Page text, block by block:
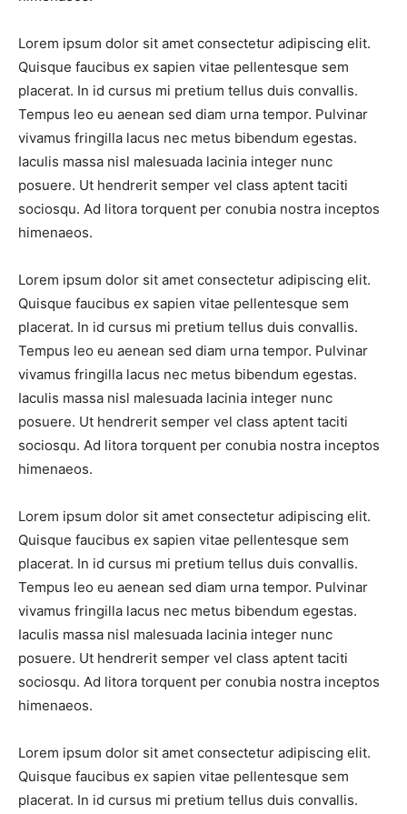
Lorem ipsum dolor sit amet consectetur adipiscing elit.
Quisque faucibus ex sapien vitae pellentesque sem
placerat. In id cursus mi pretium tellus duis convallis.
Tempus leo eu aenean sed diam urna tempor. Pulvinar
vivamus fringilla lacus nec metus bibendum egestas.
Iaculis massa nisl malesuada lacinia integer nunc
posuere. Ut hendrerit semper vel class aptent taciti
sociosqu. Ad litora torquent per conubia nostra inceptos
himenaeos.
Lorem ipsum dolor sit amet consectetur adipiscing elit.
Quisque faucibus ex sapien vitae pellentesque sem
placerat. In id cursus mi pretium tellus duis convallis.
Tempus leo eu aenean sed diam urna tempor. Pulvinar
vivamus fringilla lacus nec metus bibendum egestas.
Iaculis massa nisl malesuada lacinia integer nunc
posuere. Ut hendrerit semper vel class aptent taciti
sociosqu. Ad litora torquent per conubia nostra inceptos
himenaeos.
Lorem ipsum dolor sit amet consectetur adipiscing elit.
Quisque faucibus ex sapien vitae pellentesque sem
placerat. In id cursus mi pretium tellus duis convallis.
Tempus leo eu aenean sed diam urna tempor. Pulvinar
vivamus fringilla lacus nec metus bibendum egestas.
Iaculis massa nisl malesuada lacinia integer nunc
posuere. Ut hendrerit semper vel class aptent taciti
sociosqu. Ad litora torquent per conubia nostra inceptos
himenaeos.
Lorem ipsum dolor sit amet consectetur adipiscing elit.
Quisque faucibus ex sapien vitae pellentesque sem
placerat. In id cursus mi pretium tellus duis convallis.